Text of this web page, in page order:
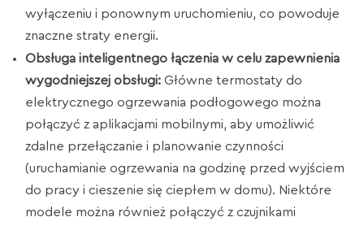
wyłączeniu i ponownym uruchomieniu, co powoduje
znaczne straty energii.
Obsługa inteligentnego łączenia w celu zapewnienia
wygodniejszej obsługi: Główne termostaty do
elektrycznego ogrzewania podłogowego można
połączyć z aplikacjami mobilnymi, aby umożliwić
zdalne przełączanie i planowanie czynności
(uruchamianie ogrzewania na godzinę przed wyjściem
do pracy i cieszenie się ciepłem w domu). Niektóre
modele można również połączyć z czujnikami